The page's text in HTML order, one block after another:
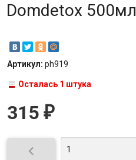
Domdetox 500мл
Артикул: ph919
Осталась 1 штука
315 ₽
